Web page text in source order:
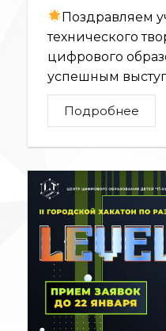
Поздравляем
технического
цифрового
успешным
Подробнее